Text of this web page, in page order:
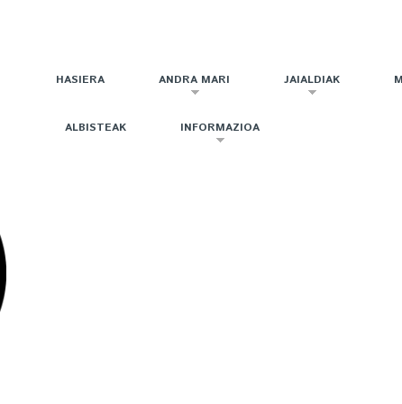
HASIERA ANDRA MARI JAIALDIAK
ALBISTEAK INFORMAZIOA